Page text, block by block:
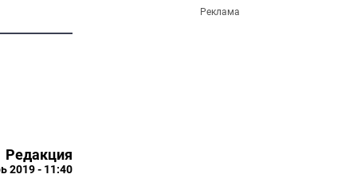
Редакция
2019 - 11:40
Реклама